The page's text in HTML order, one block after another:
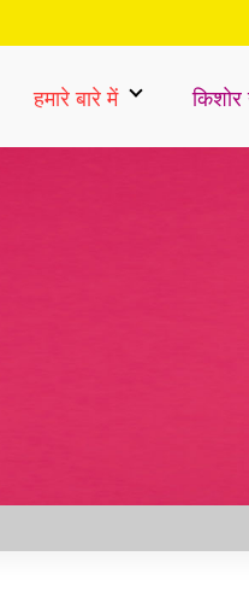
हमारे बारे में किशोर